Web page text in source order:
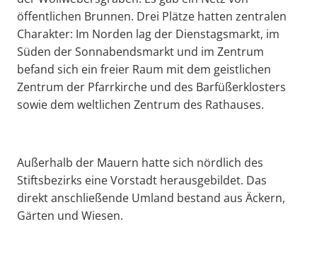
öffentlichen Brunnen. Drei Plätze hatten zentralen
Charakter: Im Norden lag der Dienstagsmarkt, im
Süden der Sonnabendsmarkt und im Zentrum
befand sich ein freier Raum mit dem geistlichen
Zentrum der Pfarrkirche und des Barfüßerklosters
sowie dem weltlichen Zentrum des Rathauses.
Außerhalb der Mauern hatte sich nördlich des
Stiftsbezirks eine Vorstadt herausgebildet. Das
direkt anschließende Umland bestand aus Äckern,
Gärten und Wiesen.